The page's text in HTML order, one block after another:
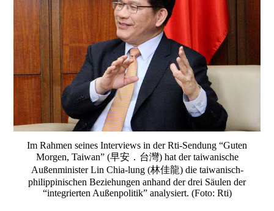
Im Rahmen seines Interviews in der Rti-Sendung “Guten
Morgen, Taiwan” (早安．台灣) hat der taiwanische
Außenminister Lin Chia-lung (林佳龍) die taiwanisch-
philippinischen Beziehungen anhand der drei Säulen der
“integrierten Außenpolitik” analysiert. (Foto: Rti)